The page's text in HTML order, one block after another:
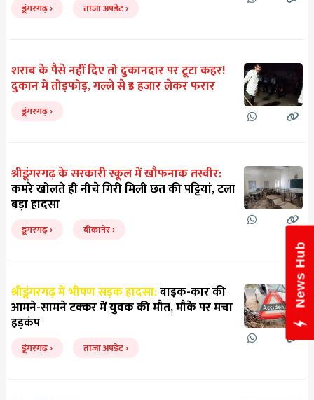
डूंगरगढ़ ताजा अपडेट
शराब के पैसे नहीं दिए तो दुकानदार पर टूटा कहर!
दुकान में तोड़फोड़, गल्ले से ₹3 हजार लेकर फरार
डूंगरगढ़
श्रीडूंगरगढ़ के सरकारी स्कूल में खौफनाक तस्वीर:
कमरे खोलते ही नीचे गिरी मिली छत की पट्टियां, टला
बड़ा हादसा
डूंगरगढ़ बीकानेर
श्रीडूंगरगढ़ में भीषण सड़क हादसा:बाइक-कार की
आमने-सामने टक्कर में युवक की मौत, मौके पर मचा
हड़कंप
डूंगरगढ़ ताजा अपडेट
News Hub